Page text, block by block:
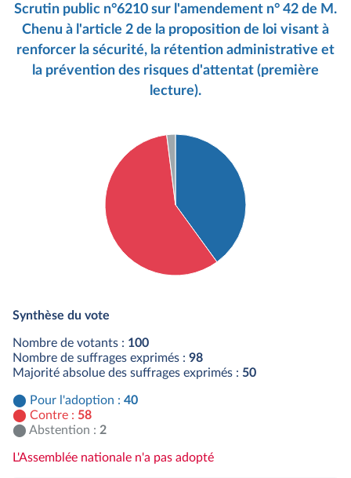
Scrutin public n°6210 sur l'amendement n° 42 de M.
Chenu à l'article 2 de la proposition de loi visant à
renforcer la sécurité, la rétention administrative et
la prévention des risques d'attentat (première
lecture).
Synthèse du vote
Nombre de votants : 100
Nombre de suffrages exprimés : 98
Majorité absolue des suffrages exprimés : 50
Pour l'adoption : 40
Contre : 58
Abstention : 2
L'Assemblée nationale n'a pas adopté